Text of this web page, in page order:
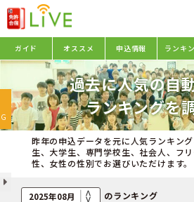
ガイド オススメ 申込情報 ランキ
過去に人気の自
ランキングを
昨年の申込データを元に人気ランキン
生、大学生、専門学校生、社会人、フ
性、女性の性別でお選びいただけます。
のランキング